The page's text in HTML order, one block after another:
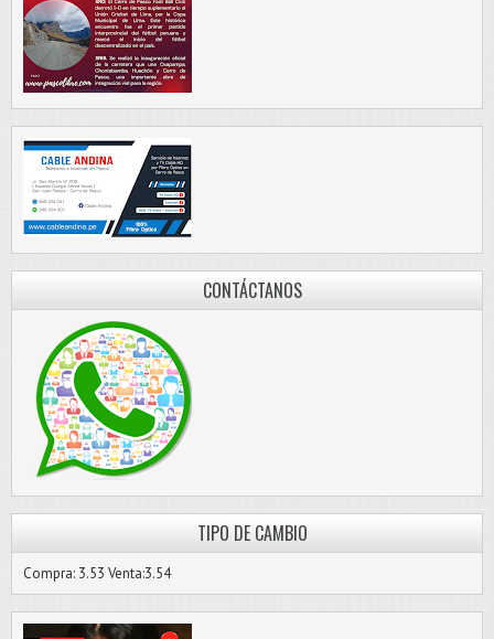
CONTÁCTANOS
TIPO DE CAMBIO
Compra: 3.53 Venta:3.54